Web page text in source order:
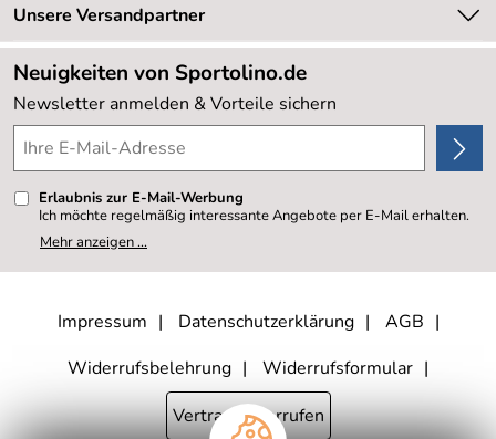
Retourenabwicklung
Lieferbedingungen
Kundenlogin
Neu
Sale %
Kundenbewertungen (20.178)
4,8/5*****
Unsere Versandpartner
Neuigkeiten von Sportolino.de
Newsletter anmelden & Vorteile sichern
Erlaubnis zur E-Mail-Werbung
Ich möchte regelmäßig interessante Angebote per E-Mail erhalten.
Meine E-Mail-Adresse wird nicht an andere Unternehmen
weitergegeben. Zu statistischen Zwecken wird in anonymer Form
kann ich jederzeit mit Wirkung für die Zukunft widerrufen, indem ich
den Link "Abmelden" am Ende des Newsletters anklicke oder die
Datenschutzerklärung habe ich zur Kenntnis genommen.
Mehr anzeigen ...
Impressum Datenschutzerklärung
AGB
Widerrufsbelehrung
Widerrufsformular
Vertrag widerrufen